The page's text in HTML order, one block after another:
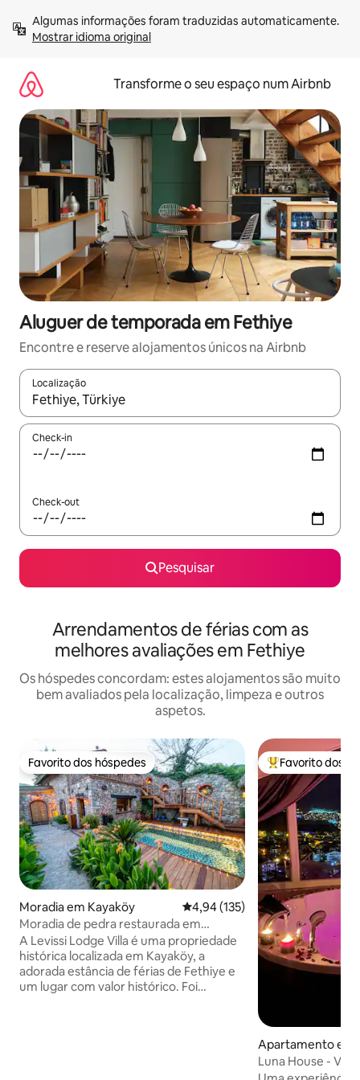
para
Mostrar idioma original
Transforme o seu espaço num Airbnb
Aluguer de temporada em Fethiye
Encontre e reserve alojamentos únicos na Airbnb
Localização
Quando os resultados estiverem disponíveis, navegue com
Check-in
Check-out
Pesquisar
Arrendamentos de férias com as
melhores avaliações em Fethiye
Os hóspedes concordam: estes alojamentos são muito
bem avaliados pela localização, limpeza e outros
aspetos.
Favorito dos hóspedes
Favorito dos hóspedes
Moradia em Kayaköy Classificação média de 4,94 em
4,94 (135)
Moradia de pedra restaurada em
Kayaköy, Fethiye
A Levissi Lodge Villa é uma propriedade
histórica localizada em Kayaköy, a
adorada estância de férias de Fethiye e
um lugar com valor histórico. Foi
Favoritos dos
Favorito dos
Apartamento em
Luna House -
hidromassagem,